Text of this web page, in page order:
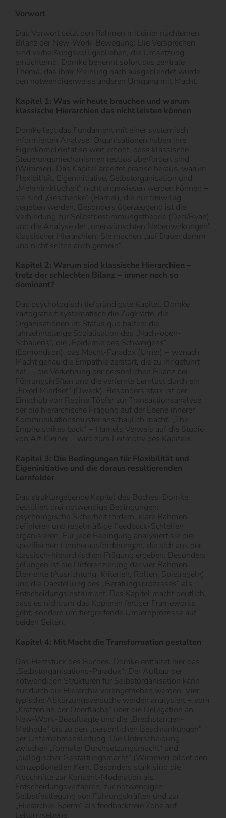
Vorwort
Das Vorwort setzt den Rahmen mit einer nüchternen
Bilanz der New-Work-Bewegung: Die Versprechen
sind verheißungsvoll geblieben, die Umsetzung
ernüchternd. Domke benennt sofort das zentrale
Thema, das ihrer Meinung nach ausgeblendet wurde −
den notwendigerweise anderen Umgang mit Macht.
Kapitel 1: Was wir heute brauchen und warum
klassische Hierarchien das nicht leisten können
Domke legt das Fundament mit einer systemisch
informierten Analyse: Organisationen haben ihre
Eigenkomplexität so weit erhöht, dass klassische
Steuerungsmechanismen restlos überfordert sind
(Wimmer). Das Kapitel arbeitet präzise heraus, warum
Flexibilität, Eigeninitiative, Selbstorganisation und
„Mehrhirnklugheit“ nicht angewiesen werden können −
sie sind „Geschenke“ (Hamel), die nur freiwillig
gegeben werden. Besonders überzeugend ist die
Verbindung zur Selbstbestimmungstheorie (Deci/Ryan)
und die Analyse der „unerwünschten Nebenwirkungen“
klassischer Hierarchien: Sie machen „auf Dauer dumm
und nicht selten auch gemein“.
Kapitel 2: Warum sind klassische Hierarchien −
trotz der schlechten Bilanz − immer noch so
dominant?
Das psychologisch tiefgründigste Kapitel. Domke
kartografiert systematisch die Zugkräfte, die
Organisationen im Status quo halten: die
jahrzehntelange Sozialisation des „Nach-oben-
Schauens“, die „Epidemie des Schweigens“
(Edmondson), das Macht-Paradox (Urner) − wonach
Macht genau die Empathie zerstört, die zu ihr geführt
hat −, die Verkehrung der persönlichen Bilanz bei
Führungskräften und die verlernte Lernlust durch ein
„Fixed Mindset“ (Dweck). Besonders stark ist der
Einschub von Regine Töpfer zur Transaktionsanalyse,
der die hierarchische Prägung auf der Ebene innerer
Kommunikationsmuster anschaulich macht. „The
Empire strikes back“ − Hamels Verweis auf die Studie
von Art Kleiner − wird zum Leitmotiv des Kapitels.
Kapitel 3: Die Bedingungen für Flexibilität und
Eigeninitiative und die daraus resultierenden
Lernfelder
Das strukturgebende Kapitel des Buches. Domke
destilliert drei notwendige Bedingungen:
psychologische Sicherheit fördern, klare Rahmen
definieren und regelmäßige Feedback-Schleifen
organisieren. Für jede Bedingung analysiert sie die
spezifischen Lernherausforderungen, die sich aus der
klassisch-hierarchischen Prägung ergeben. Besonders
gelungen ist die Differenzierung der vier Rahmen-
Elemente (Ausrichtung, Kriterien, Rollen, Spielregeln)
und die Darstellung des „Beratungsprozesses“ als
Entscheidungsinstrument. Das Kapitel macht deutlich,
dass es nicht um das Kopieren fertiger Frameworks
geht, sondern um tiefgreifende Umlernprozesse auf
beiden Seiten.
Kapitel 4: Mit Macht die Transformation gestalten
Das Herzstück des Buches. Domke entfaltet hier das
„Selbstorganisations-Paradox“: Der Aufbau der
notwendigen Strukturen für Selbstorganisation kann
nur durch die Hierarchie vorangetrieben werden. Vier
typische Abkürzungsversuche werden analysiert − vom
„Kratzen an der Oberfläche“ über die Delegation an
New-Work-Beauftragte und die „Brechstangen-
Methode“ bis zu den „persönlichen Beschränkungen“
der Unternehmensleitung. Die Unterscheidung
zwischen „formaler Durchsetzungsmacht“ und
„dialogischer Gestaltungsmacht“ (Wimmer) bildet den
konzeptionellen Kern. Besonders stark sind die
Abschnitte zur Konsent-Moderation als
Entscheidungsverfahren, zur notwendigen
Selbstfestlegung von Führungskräften und zur
„Hierarchie-Sperre“ als feedbackfreie Zone auf
Leitungsebene.